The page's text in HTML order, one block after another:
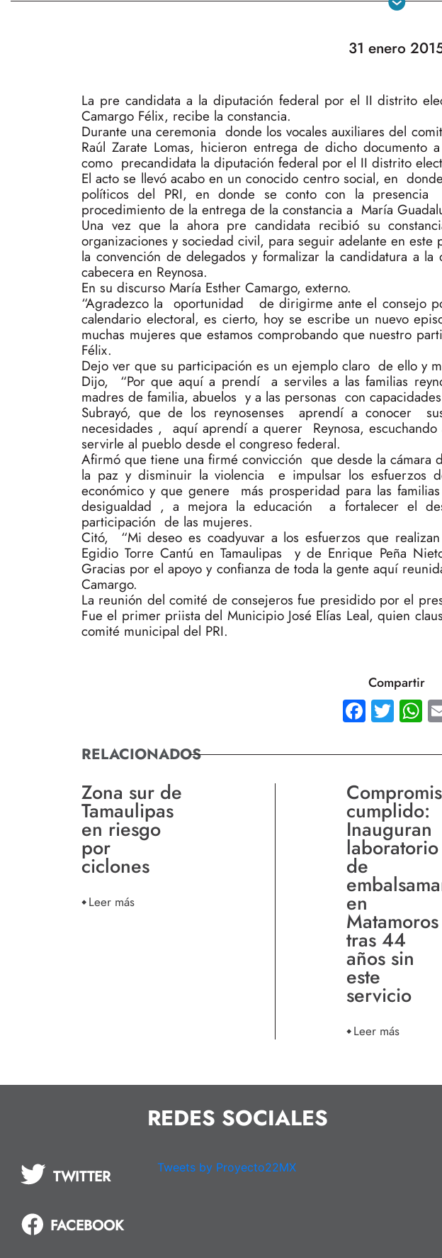
31 enero
La pre candidata a la diputación federal por el II distrito
Camargo Félix, recibe la constancia.
Durante una ceremonia donde los vocales auxiliares del
Raúl Zarate Lomas, hicieron entrega de dicho documento
como precandidata la diputación federal por el II distrito
El acto se llevó acabo en un conocido centro social, en
políticos del PRI, en donde se conto con la
procedimiento de la entrega de la constancia a María
Una vez que la ahora pre candidata recibió su
organizaciones y sociedad civil, para seguir adelante en
la convención de delegados y formalizar la candidatura a
cabecera en Reynosa.
En su discurso María Esther Camargo, externo.
“Agradezco la oportunidad de dirigirme ante el consejo
calendario electoral, es cierto, hoy se escribe un nuevo
muchas mujeres que estamos comprobando que nuestro
Félix.
Dejo ver que su participación es un ejemplo claro de ello y
Dijo, “Por que aquí a prendí a serviles a las familias
madres de familia, abuelos y a las personas con
Subrayó, que de los reynosenses aprendí a conocer
necesidades , aquí aprendí a querer Reynosa,
servirle al pueblo desde el congreso federal.
Afirmó que tiene una firmé convicción que desde la
la paz y disminuir la violencia e impulsar los esfuerzos
económico y que genere más prosperidad para las
desigualdad , a mejora la educación a fortalecer el
participación de las mujeres.
Citó, “Mi deseo es coadyuvar a los esfuerzos que
Egidio Torre Cantú en Tamaulipas y de Enrique Peña
Gracias por el apoyo y confianza de toda la gente aquí
Camargo.
La reunión del comité de consejeros fue presidido por el
Fue el primer priista del Municipio José Elías Leal, quien
comité municipal del PRI.
Compartir
RELACIONADOS
Zona sur de
Tamaulipas
en riesgo
por
ciclones
Leer más
cumplido:
Inauguran
laboratorio
de
en
Matamoros
tras 44
años sin
este
servicio
Leer más
REDES SOCIALES
TWITTER
FACEBOOK
Tweets by Proyecto22MX